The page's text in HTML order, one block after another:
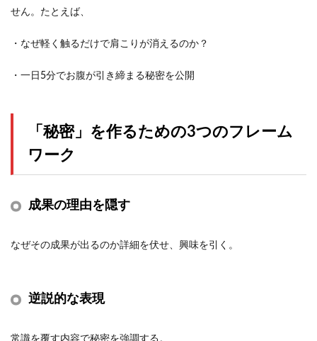
せん。たとえば、
・なぜ軽く触るだけで肩こりが消えるのか？
・一日5分でお腹が引き締まる秘密を公開
「秘密」を作るための3つのフレーム
ワーク
成果の理由を隠す
なぜその成果が出るのか詳細を伏せ、興味を引く。
逆説的な表現
常識を覆す内容で秘密を強調する。